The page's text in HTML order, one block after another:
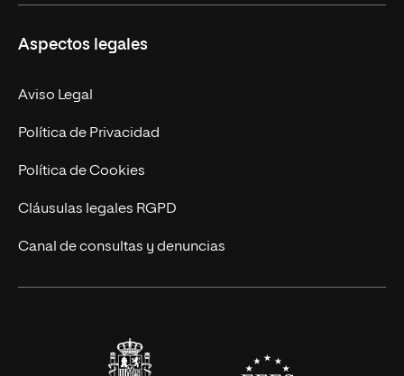
Empresa
MBA
Marketing y Comunicación
Ingeniería
Diseño
Ciencias de la Salud
Nuestro Equipo
Contacto
Aspectos legales
Aviso Legal
Política de Privacidad
Política de Cookies
Cláusulas legales RGPD
Canal de consultas y denuncias